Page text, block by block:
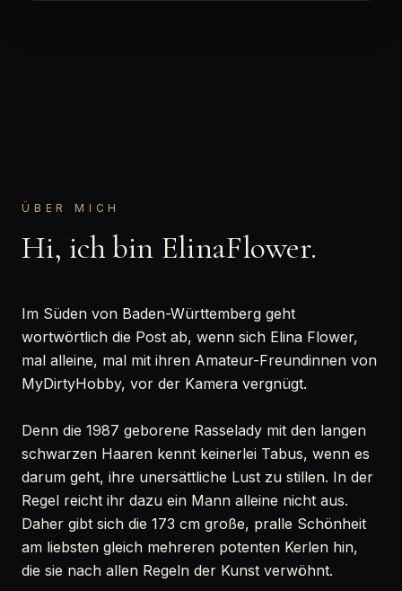
ÜBER MICH
Hi, ich bin ElinaFlower.
Im Süden von Baden-Württemberg geht
wortwörtlich die Post ab, wenn sich Elina Flower,
mal alleine, mal mit ihren Amateur-Freundinnen von
MyDirtyHobby, vor der Kamera vergnügt.
Denn die 1987 geborene Rasselady mit den langen
schwarzen Haaren kennt keinerlei Tabus, wenn es
darum geht, ihre unersättliche Lust zu stillen. In der
Regel reicht ihr dazu ein Mann alleine nicht aus.
Daher gibt sich die 173 cm große, pralle Schönheit
am liebsten gleich mehreren potenten Kerlen hin,
die sie nach allen Regeln der Kunst verwöhnt.